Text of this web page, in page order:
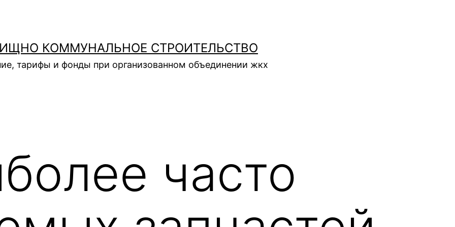
КОММУНАЛЬНОЕ СТРОИТЕЛЬСТВО
тарифы и фонды при организованном объединении жкх
часто